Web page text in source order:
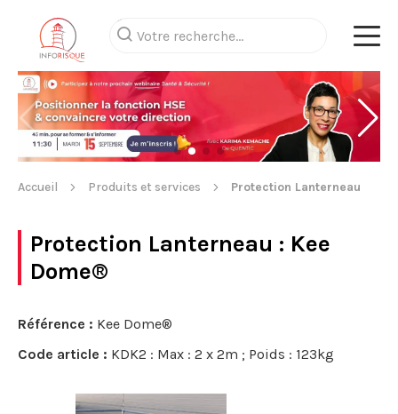
Accueil Produits et services Protection Lanterneau
Protection Lanterneau : Kee
Dome®
Référence : Kee Dome®
Code article : KDK2 : Max : 2 x 2m ; Poids : 123kg